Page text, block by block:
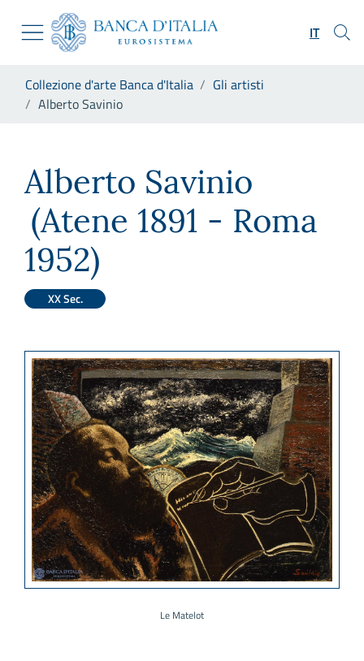
Skip to Main Content
Vai al sito istituzionale
Vai al menu di navigazione
Vai alla ricerca
Vai al footer
IT
Collezione d'arte Banca d'Italia
Gli artisti
Alberto Savinio
Alberto Savinio
(Atene 1891 - Roma
1952)
XX Sec.
Le Matelot